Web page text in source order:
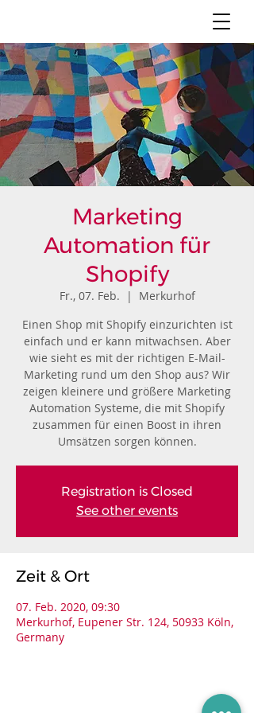
Marketing
Automation für
Shopify
Fr., 07. Feb.
  |
Merkurhof
Einen Shop mit Shopify einzurichten ist
einfach und er kann mitwachsen. Aber
wie sieht es mit der richtigen E-Mail-
Marketing rund um den Shop aus? Wir
zeigen kleinere und größere Marketing
Automation Systeme, die mit Shopify
zusammen für einen Boost in ihren
Umsätzen sorgen können.
Registration is Closed
See other events
Zeit & Ort
07. Feb. 2020, 09:30
Merkurhof, Eupener Str. 124, 50933 Köln,
Germany